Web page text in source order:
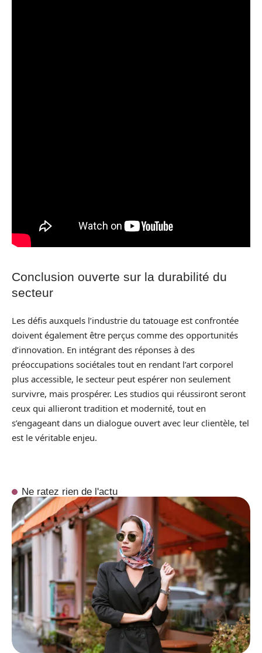
Conclusion ouverte sur la durabilité du
secteur
Les défis auxquels l’industrie du tatouage est confrontée
doivent également être perçus comme des opportunités
d’innovation. En intégrant des réponses à des
préoccupations sociétales tout en rendant l’art corporel
plus accessible, le secteur peut espérer non seulement
survivre, mais prospérer. Les studios qui réussiront seront
ceux qui allieront tradition et modernité, tout en
s’engageant dans un dialogue ouvert avec leur clientèle, tel
est le véritable enjeu.
Ne ratez rien de l'actu